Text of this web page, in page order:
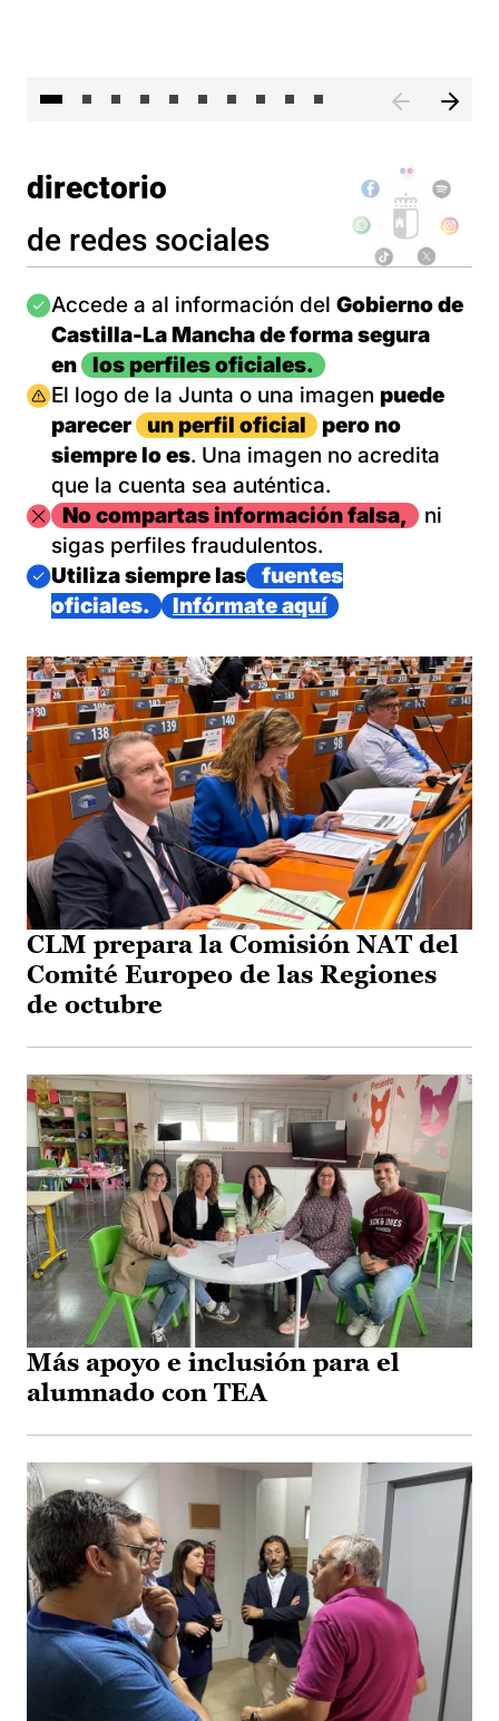
directorio
de redes sociales
Imagen
Accede a al información del Gobierno de
Castilla-La Mancha de forma segura
en
los perfiles oficiales.
Imagen
El logo de la Junta o una imagen puede
parecer
un perfil oficial
pero no
siempre lo es. Una imagen no acredita
que la cuenta sea auténtica.
ImagenNo compartas información falsa,
ni
sigas perfiles fraudulentos.
Imagen
Utiliza siempre las
fuentes
oficiales.
Infórmate aquí
CLM prepara la Comisión NAT del
Comité Europeo de las Regiones
de octubre
Más apoyo e inclusión para el
alumnado con TEA